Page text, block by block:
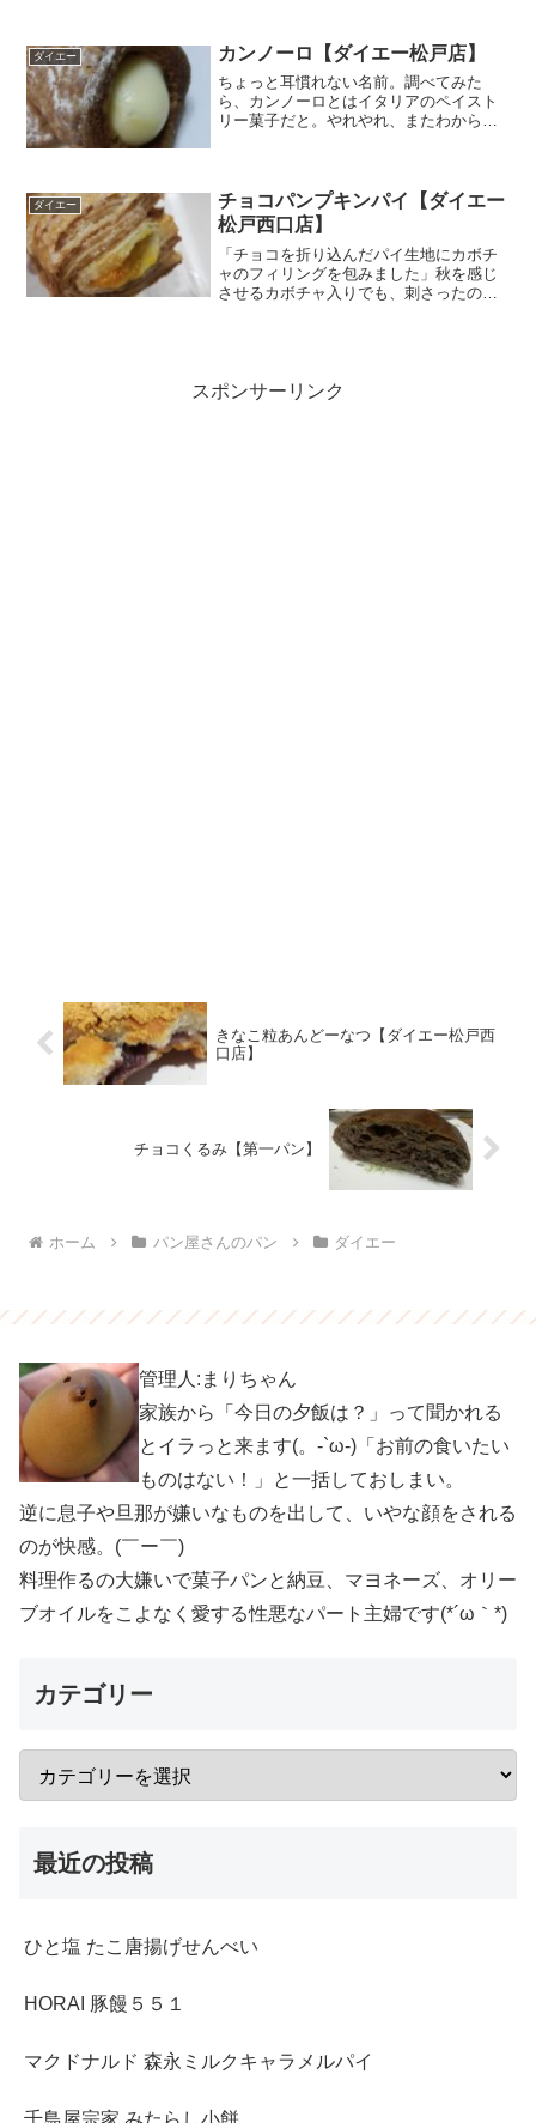
て秋らしさを感じたいもんですね。お店
のＰＯＰによ...
ダイエー カンノーロ【ダイエー松戸店】
ちょっと耳慣れない名前。調べてみた
ら、カンノーロとはイタリアのペイスト
リー菓子だと。やれやれ、またわからな
れど、タルトの小型版って感...
ダイエー
チョコパンプキンパイ【ダイエー
松戸西口店】
「チョコを折り込んだパイ生地にカボチ
ャのフィリングを包みました」秋を感じ
させるカボチャ入りでも、刺さったのは
スポンサーリンク
きなこ粒あんどーなつ【ダイエー松戸西
口店】
チョコくるみ【第一パン】
ホーム パン屋さんのパン ダイエー
管理人:まりちゃん
家族から「今日の夕飯は？」って聞かれる
とイラっと来ます(。-`ω-)「お前の食いたい
ものはない！」と一括しておしまい。
逆に息子や旦那が嫌いなものを出して、いやな顔をされる
のが快感。(￣ー￣)
料理作るの大嫌いで菓子パンと納豆、マヨネーズ、オリー
ブオイルをこよなく愛する性悪なパート主婦です(*´ω｀*)
カテゴリー
最近の投稿
ひと塩 たこ唐揚げせんべい
HORAI 豚饅５５１
マクドナルド 森永ミルクキャラメルパイ
千鳥屋宗家 みたらし小餅